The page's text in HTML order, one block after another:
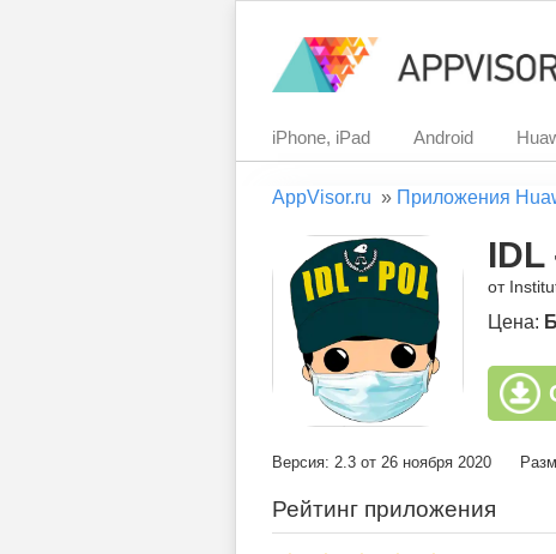
iPhone, iPad Android
AppVisor.ru » Приложения
IDL
от
Цена:
Версия: 2.3 от 26 ноября 2020
Рейтинг приложения